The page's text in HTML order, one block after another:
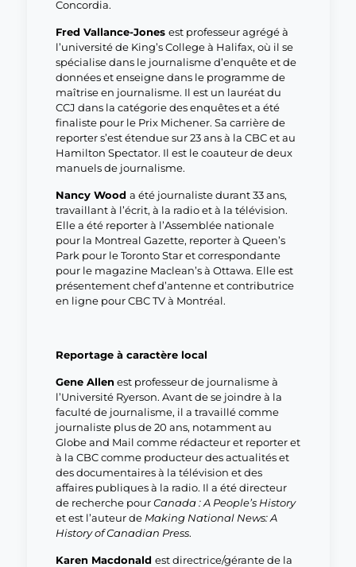
Concordia.
Fred Vallance-Jones est professeur agrégé à
l’université de King’s College à Halifax, où il se
spécialise dans le journalisme d’enquête et de
données et enseigne dans le programme de
maîtrise en journalisme. Il est un lauréat du
CCJ dans la catégorie des enquêtes et a été
finaliste pour le Prix Michener. Sa carrière de
reporter s’est étendue sur 23 ans à la CBC et au
Hamilton Spectator. Il est le coauteur de deux
manuels de journalisme.
Nancy Wood a été journaliste durant 33 ans,
travaillant à l’écrit, à la radio et à la télévision.
Elle a été reporter à l’Assemblée nationale
pour la Montreal Gazette, reporter à Queen’s
Park pour le Toronto Star et correspondante
pour le magazine Maclean’s à Ottawa. Elle est
présentement chef d’antenne et contributrice
en ligne pour CBC TV à Montréal.
Reportage à caractère local
Gene Allenest professeur de journalisme à
l’Université Ryerson. Avant de se joindre à la
faculté de journalisme, il a travaillé comme
journaliste plus de 20 ans, notamment au
Globe and Mail comme rédacteur et reporter et
à la CBC comme producteur des actualités et
des documentaires à la télévision et des
affaires publiques à la radio. Il a été directeur
de recherche pourCanada : A People’s History
et est l’auteur de Making National News: A
History of Canadian Press.
Karen Macdonald est directrice/gérante de la